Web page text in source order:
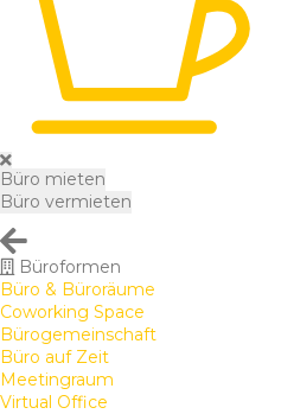
Büro mieten
Büro vermieten
Büroformen
Büro & Büroräume
Coworking Space
Bürogemeinschaft
Büro auf Zeit
Meetingraum
Virtual Office